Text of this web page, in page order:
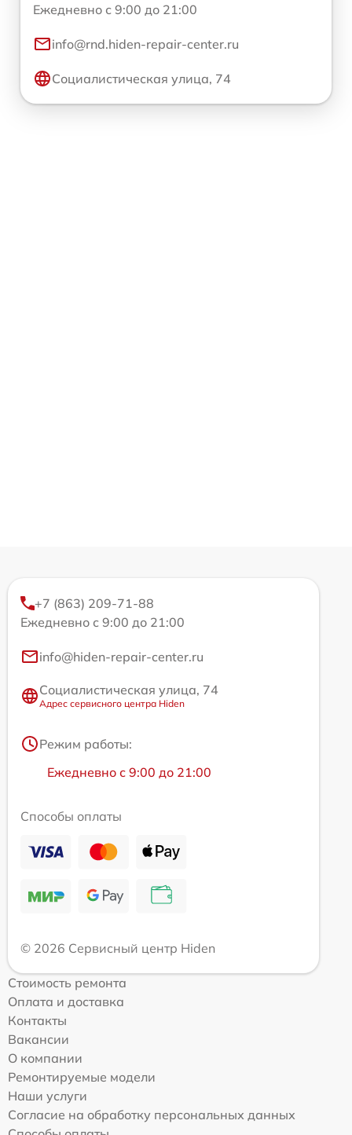
Ежедневно с 9:00 до 21:00
info@rnd.hiden-repair-center.ru
Социалистическая улица, 74
+7 (863) 209-71-88
Ежедневно с 9:00 до 21:00
info@hiden-repair-center.ru
Социалистическая улица, 74
Адрес сервисного центра Hiden
Режим работы:
Ежедневно с 9:00 до 21:00
Способы оплаты
© 2026 Сервисный центр Hiden
Стоимость ремонта
Оплата и доставка
Контакты
Вакансии
О компании
Ремонтируемые модели
Наши услуги
Согласие на обработку персональных данных